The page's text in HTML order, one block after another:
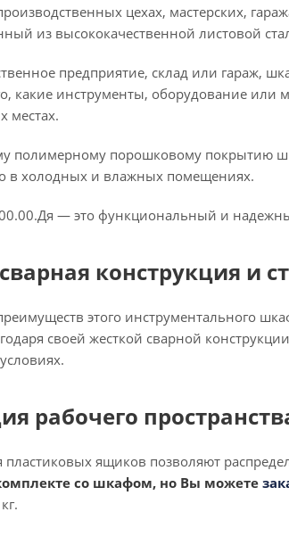
цехах, мастерских,
из высококачественной листовой
предприятие, склад или гараж,
какие инструменты, оборудование или
местах.
полимерному порошковому покрытию
в холодных и влажных помещениях.
— это функциональный и
конструкция и
этого инструментального
своей жесткой сварной
рабочего
пластиковых ящиков позволяют
со шкафом, но Вы можете